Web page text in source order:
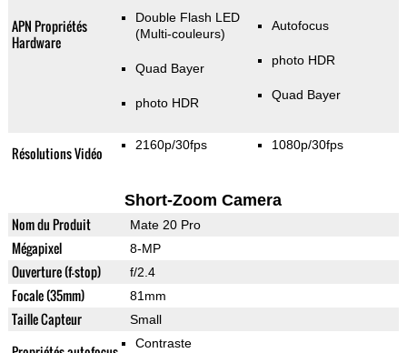
APN Propriétés
Hardware
Double Flash LED
(Multi-couleurs)
Quad Bayer
photo HDR
Autofocus
photo HDR
Quad Bayer
Résolutions Vidéo 2160p/30fps 1080p/30fps
Short-Zoom Camera
Nom du Produit Mate 20 Pro
Mégapixel 8-MP
Ouverture (f-stop) f/2.4
Focale (35mm) 81mm
Taille Capteur Small
Contraste